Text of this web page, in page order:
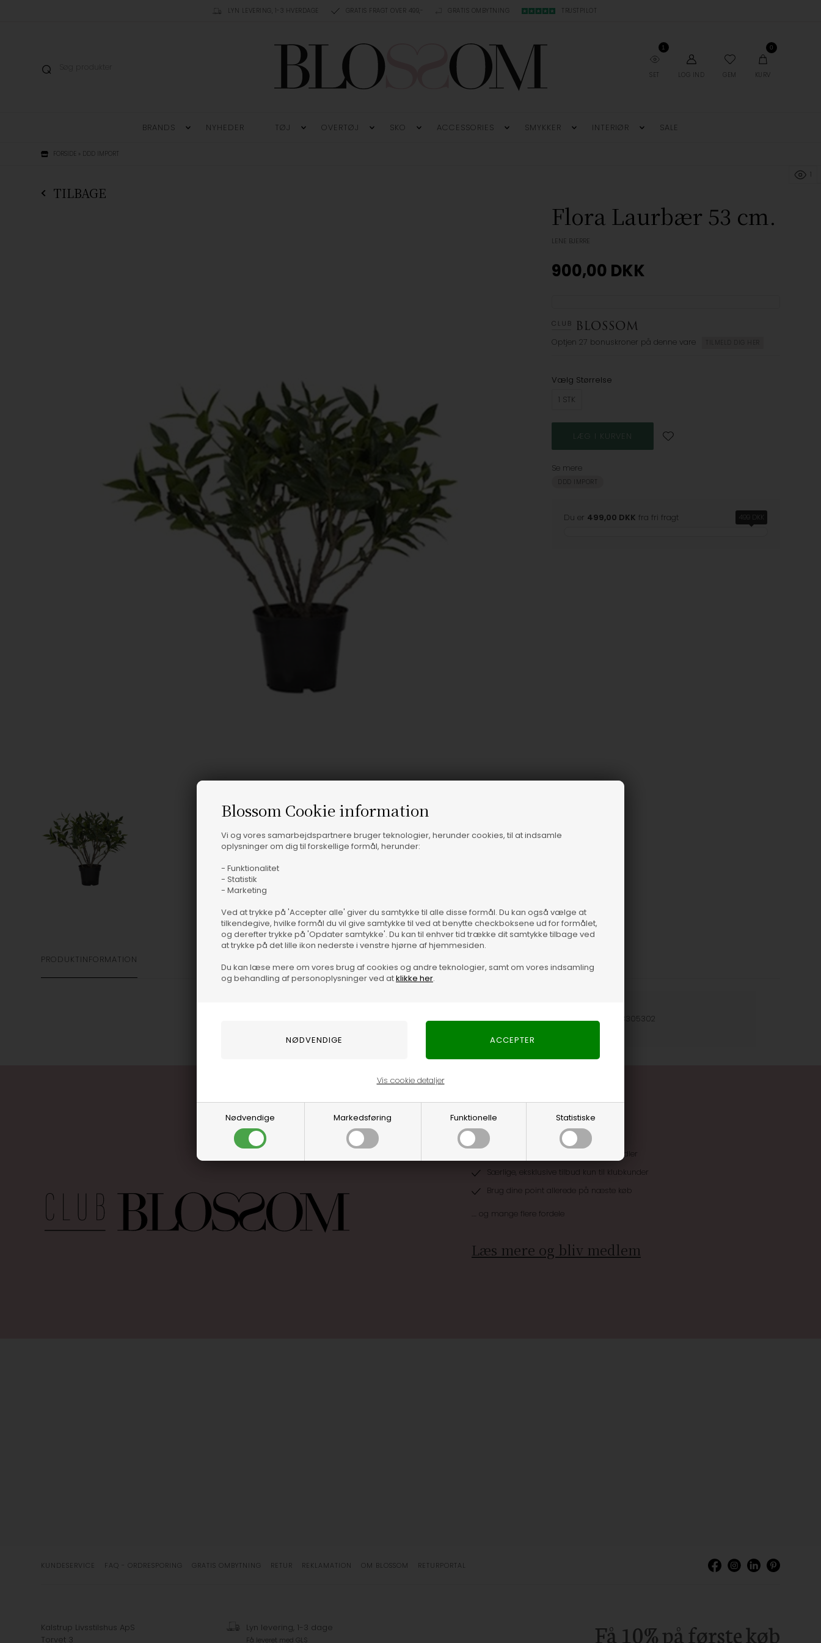
Blossom Cookie information
Vi og vores samarbejdspartnere bruger teknologier, herunder cookies, til at indsamle
oplysninger om dig til forskellige formål, herunder:
- Funktionalitet
- Statistik
- Marketing
Ved at trykke på 'Accepter alle' giver du samtykke til alle disse formål. Du kan også vælge at
tilkendegive, hvilke formål du vil give samtykke til ved at benytte checkboksene ud for formålet,
og derefter trykke på 'Opdater samtykke'. Du kan til enhver tid trække dit samtykke tilbage ved
at trykke på det lille ikon nederste i venstre hjørne af hjemmesiden.
Du kan læse mere om vores brug af cookies og andre teknologier, samt om vores indsamling
og behandling af personoplysninger ved atklikke her.
Nødvendige Markedsføring Funktionelle Statistiske
Vis cookie detaljer
LYN LEVERING, 1-3 HVERDAGE GRATIS FRAGT OVER 499,- GRATIS OMBYTNING TRUSTPILOT
SET
1
LOG IND GEM
0
KURV
BRANDS NYHEDER TØJ OVERTØJ SKO ACCESSORIES SMYKKER INTERIØR SALE
FORSIDE » DDD IMPORT
TILBAGE
Flora Laurbær 53 cm.
LENE BJERRE
900,00 DKK
Optjen 27 bonuskroner på denne vare TILMELD DIG HER
Vælg Størrelse
1 STK
Se mere
DDD IMPORT
Du er 499,00 DKK fra fri fragt 499 DKK
PRODUKTINFORMATION
Varenummer 11828-483305302
Optjen 3% i bonuskroner når du handler
Særlige, eksklusive tilbud kun til klubkunder
Brug dine point allerede på næste køb
.... og mange flere fordele
Læs mere og bliv medlem
KUNDESERVICE FAQ - ORDRESPORING GRATIS OMBYTNING RETUR REKLAMATION OM BLOSSOM RETURPORTAL
Kalstrup Livsstilshus ApS
Torvet 3
Lyn levering, 1-3 dage
Få leveret med GLS Få 10% på første køb
1